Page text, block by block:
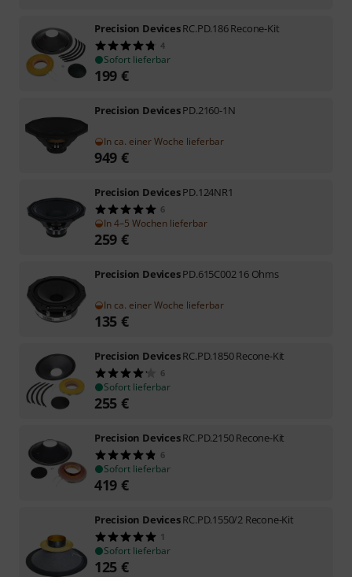
Precision DevicesRC.PD.186 Recone-Kit
4
Sofort lieferbar
199 €
Precision DevicesPD.2160-1N
In ca. einer Woche lieferbar
949 €
Precision DevicesPD.124NR1
6
In 4–5 Wochen lieferbar
259 €
Precision DevicesPD.615C002 16 Ohms
In ca. einer Woche lieferbar
135 €
Precision DevicesRC.PD.1850 Recone-Kit
6
Sofort lieferbar
255 €
Precision DevicesRC.PD.2150 Recone-Kit
6
Sofort lieferbar
419 €
Precision DevicesRC.PD.1550/2 Recone-Kit
1
Sofort lieferbar
125 €